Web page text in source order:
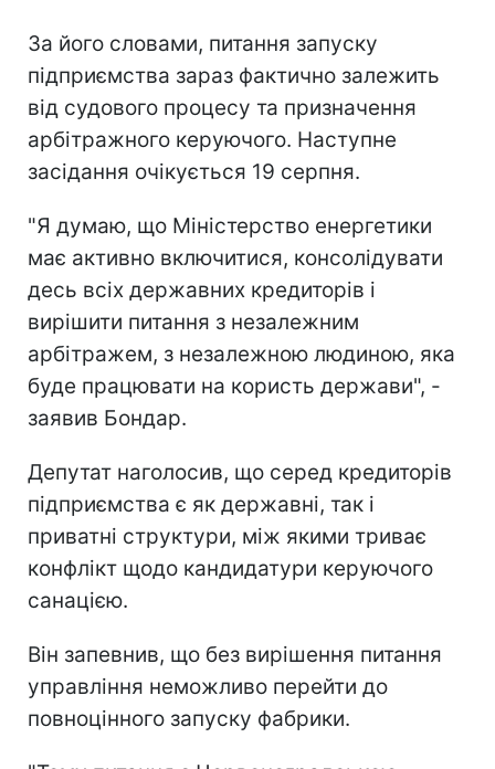
За його словами, питання запуску
підприємства зараз фактично залежить
від судового процесу та призначення
арбітражного керуючого. Наступне
засідання очікується 19 серпня.
"Я думаю, що Міністерство енергетики
має активно включитися, консолідувати
десь всіх державних кредиторів і
вирішити питання з незалежним
арбітражем, з незалежною людиною, яка
буде працювати на користь держави", -
заявив Бондар.
Депутат наголосив, що серед кредиторів
підприємства є як державні, так і
приватні структури, між якими триває
конфлікт щодо кандидатури керуючого
санацією.
Він запевнив, що без вирішення питання
управління неможливо перейти до
повноцінного запуску фабрики.